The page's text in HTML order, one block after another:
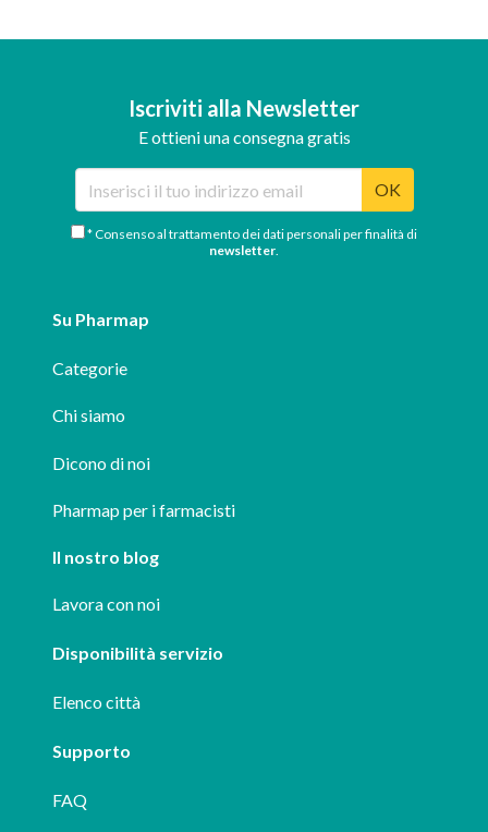
Iscriviti alla Newsletter
E ottieni una consegna gratis
OK
* Consenso al trattamento dei dati personali per finalità di
newsletter.
Su Pharmap
Categorie
Chi siamo
Dicono di noi
Pharmap per i farmacisti
Il nostro blog
Lavora con noi
Disponibilità servizio
Elenco città
Supporto
FAQ